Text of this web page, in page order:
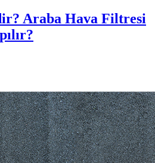
Araba Hava Filtresi